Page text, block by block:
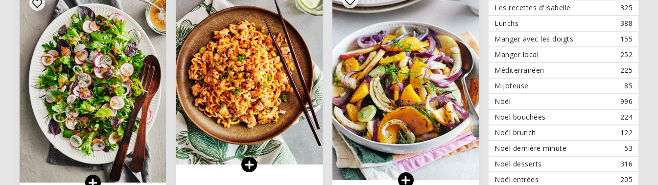
VOIR LA RECETTE
VOIR LA RECETTE
VOIR LA RECETTE
Les recettes d'Isabelle
325
Lunchs
388
Manger avec les doigts
155
Manger local
252
Méditerranéen
225
Mijoteuse
85
Noël
996
Noël bouchées
224
Noël brunch
122
Noël dernière minute
53
Noël desserts
316
Noël entrées
205